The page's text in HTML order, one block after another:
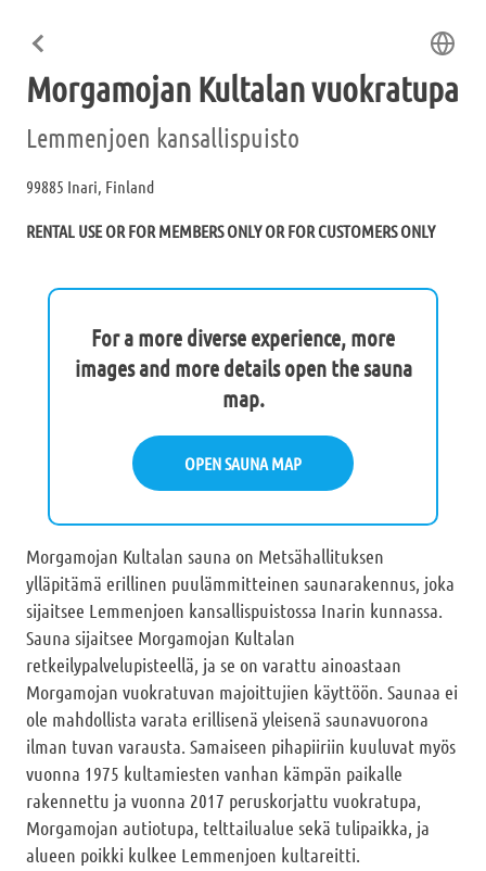
Morgamojan Kultalan vuokratupa
Lemmenjoen kansallispuisto
99885 Inari, Finland
RENTAL USE OR FOR MEMBERS ONLY OR FOR CUSTOMERS ONLY
For a more diverse experience, more
images and more details open the sauna
map.
OPEN SAUNA MAP
Morgamojan Kultalan sauna on Metsähallituksen
ylläpitämä erillinen puulämmitteinen saunarakennus, joka
sijaitsee Lemmenjoen kansallispuistossa Inarin kunnassa.
Sauna sijaitsee Morgamojan Kultalan
retkeilypalvelupisteellä, ja se on varattu ainoastaan
Morgamojan vuokratuvan majoittujien käyttöön. Saunaa ei
ole mahdollista varata erillisenä yleisenä saunavuorona
ilman tuvan varausta. Samaiseen pihapiiriin kuuluvat myös
vuonna 1975 kultamiesten vanhan kämpän paikalle
rakennettu ja vuonna 2017 peruskorjattu vuokratupa,
Morgamojan autiotupa, telttailualue sekä tulipaikka, ja
alueen poikki kulkee Lemmenjoen kultareitti.